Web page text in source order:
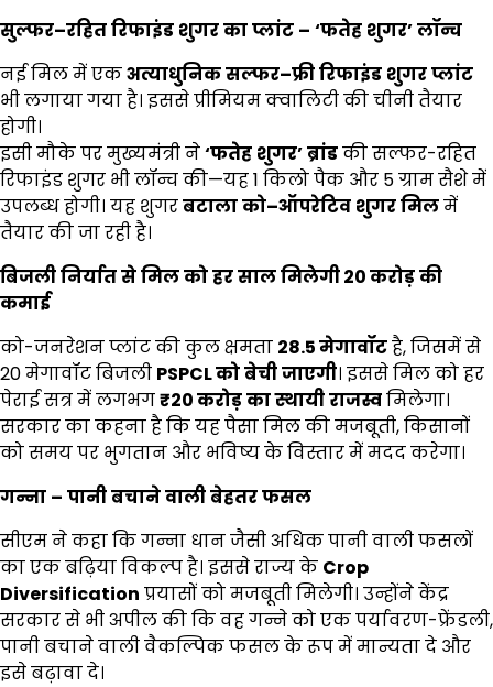
सुल्फर–रहितरिफाइंड शुगरकाप्लांट – ‘फतेह शुगर’लॉन्च
नई मिल में एकअत्याधुनिकसल्फर–फ्रीरिफाइंड शुगरप्लांट
भी लगाया गया है। इससे प्रीमियम क्वालिटी की चीनी तैयार
होगी।
इसी मौके पर मुख्यमंत्री ने‘फतेह शुगर’ब्रांडकी सल्फर-रहित
रिफाइंड शुगर भी लॉन्च की—यह 1 किलो पैक और 5 ग्राम सैशे में
उपलब्ध होगी। यह शुगरबटालाको–ऑपरेटिव शुगरमिलमें
तैयार की जा रही है।
बिजलीनिर्यातसेमिलकोहरसालमिलेगी20करोड़की
कमाई
को-जनरेशन प्लांट की कुल क्षमता 28.5मेगावॉटहै, जिसमें से
20 मेगावॉट बिजली PSPCLकोबेचीजाएगी। इससे मिल को हर
पेराई सत्र में लगभग₹20करोड़कास्थायीराजस्वमिलेगा।
सरकार का कहना है कि यह पैसा मिल की मजबूती, किसानों
को समय पर भुगतान और भविष्य के विस्तार में मदद करेगा।
गन्ना – पानीबचानेवालीबेहतरफसल
सीएम ने कहा कि गन्ना धान जैसी अधिक पानी वाली फसलों
का एक बढ़िया विकल्प है। इससे राज्य के Crop
Diversification प्रयासों को मजबूती मिलेगी। उन्होंने केंद्र
सरकार से भी अपील की कि वह गन्ने को एक पर्यावरण-फ्रेंडली,
पानी बचाने वाली वैकल्पिक फसल के रूप में मान्यता दे और
इसे बढ़ावा दे।